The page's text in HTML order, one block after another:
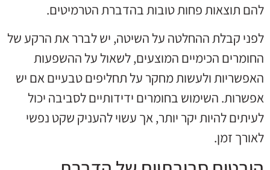
להם תוצאות פחות טובות בהדברת הטרמיטים.
לפני קבלת ההחלטה על השיטה, יש לברר את הרקע של
החומרים הכימיים המוצעים, לשאול על ההשפעות
האפשריות ולעשות מחקר על תחליפים טבעיים אם יש
אפשרות. השימוש בחומרים ידידותיים לסביבה יכול
לעיתים להיות יקר יותר, אך עשוי להעניק שקט נפשי
לאורך זמן.